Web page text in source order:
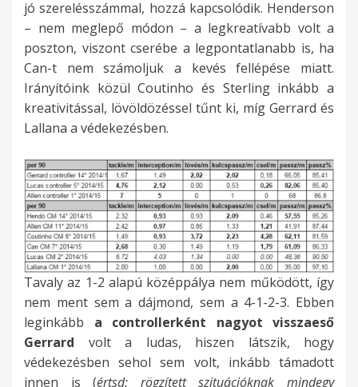
jó szerelésszámmal, hozzá kapcsolódik. Henderson
– nem meglepő módon – a legkreatívabb volt a
poszton, viszont cserébe a legpontatlanabb is, ha
Can-t nem számoljuk a kevés fellépése miatt.
Irányítóink közül Coutinho és Sterling inkább a
kreativitással, lövöldözéssel tűnt ki, míg Gerrard és
Lallana a védekezésben.
Tavaly az 1-2 alapú középpálya nem működött, így
nem ment sem a dájmond, sem a 4-1-2-3. Ebben
leginkább a controllerként nagyot visszaeső
Gerrard volt a ludas, hiszen látszik, hogy
védekezésben sehol sem volt, inkább támadott
innen is (értsd: rögzített szituációknak mindegy